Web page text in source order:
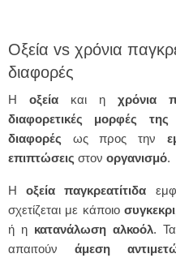
Οξεία vs χρόνια
διαφορές
Η οξεία και η χρόνια
διαφορετικές μορφές
διαφορές ως προς την
επιπτώσεις στον οργανισμό.
Ηοξεία παγκρεατίτιδα
σχετίζεται με κάποιο
ή η κατανάλωση αλκοόλ.
απαιτούν άμεση